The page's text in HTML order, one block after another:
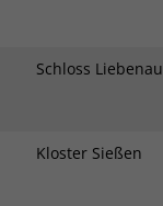
Schloss Liebenau
Kloster Sießen